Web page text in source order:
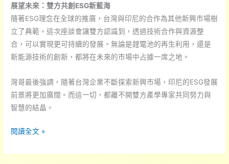
展望未來：雙方共創ESG新藍海
隨著ESG理念在全球的推廣，台灣與印尼的合作為其他新興市場樹
立了典範。這次座談會讓雙方認識到，透過技術合作與資源整
合，可以實現更可持續的發展。無論是鋰電池的再生利用，還是
新能源技術的創新，都將在未來的市場中占據一席之地。
灣哥最後強調，隨著台灣企業不斷探索新興市場，印尼的ESG發展
前景將更加廣闊。而這一切，都離不開雙方產學專家共同努力與
智慧的結晶。
產
專
閱讀全文 »